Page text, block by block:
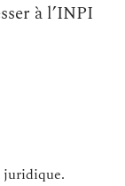
à l’INPI
juridique.